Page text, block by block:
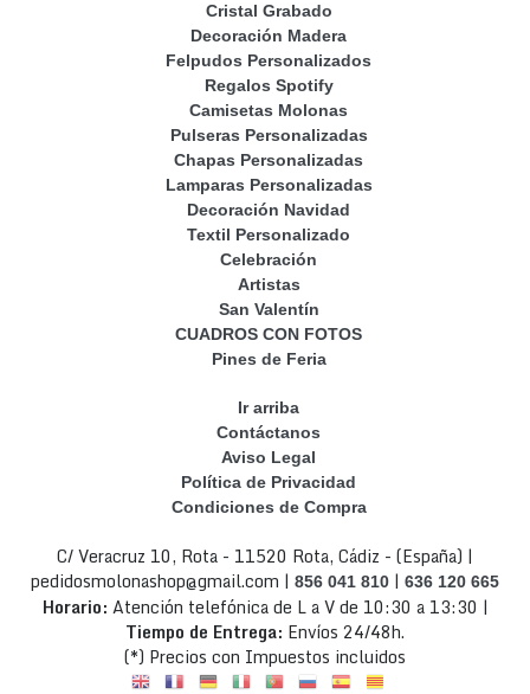
Cristal Grabado
Decoración Madera
Felpudos Personalizados
Regalos Spotify
Camisetas Molonas
Pulseras Personalizadas
Chapas Personalizadas
Lamparas Personalizadas
Decoración Navidad
Textil Personalizado
Celebración
Artistas
San Valentín
CUADROS CON FOTOS
Pines de Feria
Ir arriba
Contáctanos
Aviso Legal
Política de Privacidad
Condiciones de Compra
C/ Veracruz 10, Rota - 11520 Rota, Cádiz - (España) |
pedidosmolonashop@gmail.com | 856 041 810 | 636 120 665
Horario: Atención telefónica de L a V de 10:30 a 13:30 |
Tiempo de Entrega: Envíos 24/48h.
(*) Precios con Impuestos incluidos